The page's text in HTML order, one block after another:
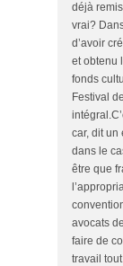
déjà
vrai?
d’avoir
et obtenu
fonds
Festival
car, dit un
dans le
être que
avocats
faire de
travail